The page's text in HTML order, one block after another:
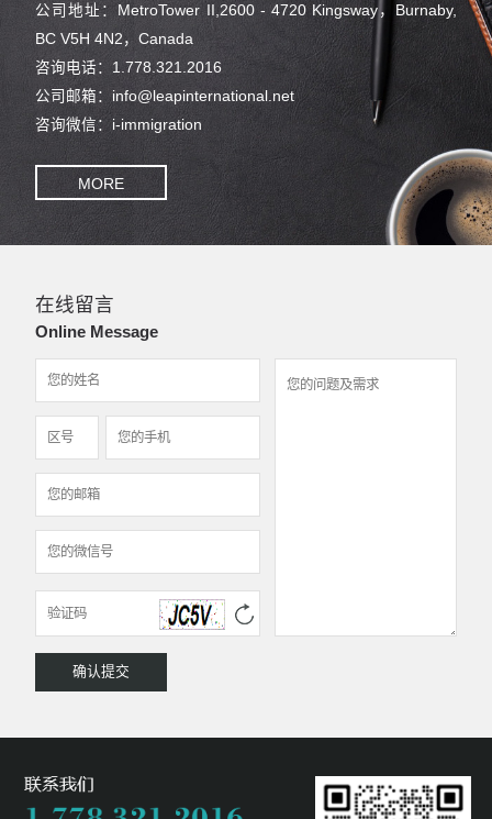
公司地址：MetroTower II,2600 - 4720 Kingsway，Burnaby,
BC V5H 4N2，Canada
咨询电话：1.778.321.2016
公司邮箱：info@leapinternational.net
咨询微信：i-immigration
MORE
在线留言
Online Message